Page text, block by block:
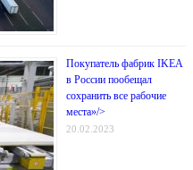
Покупатель фабрик IKEA
в России пообещал
сохранить все рабочие
места»/>
20.02.2023